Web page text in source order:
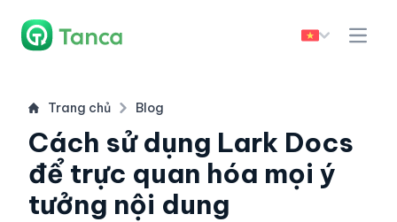
Trang chủ Blog
Cách sử dụng Lark Docs
để trực quan hóa mọi ý
tưởng nội dung